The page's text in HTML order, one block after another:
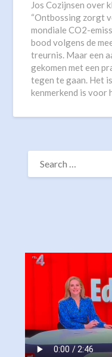
Jos Cozijnsen over
“Ontbossing zorgt
mondiale CO2-
bood volgens de
treurnis. Maar een
gekomen met een
tegen te gaan. Het
kenmerkend is voor
SEARCH
FOR: